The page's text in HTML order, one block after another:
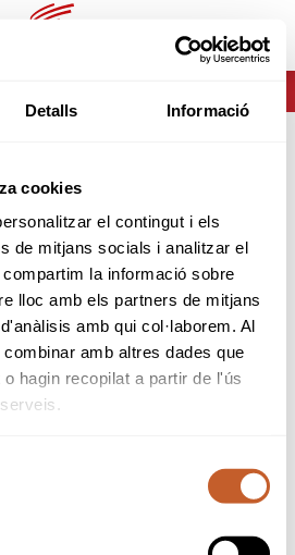
Detalls Informació
cookies
el contingut i els
de mitjans socials i analitzar el
la informació sobre
lloc amb els partners de mitjans
amb qui col·laborem. Al
amb altres dades que
hagin recopilat a partir de l'ús
es ca
encontrada
que estas buscando no
o ha cambiado.
volver